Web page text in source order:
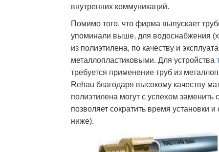
внутренних коммуникаций.
Помимо того, что фирма выпускает
упоминали выше, для водоснабжения
из полиэтилена, по качеству и
металлопластиковыми. Для устройства
требуется применение труб из
Rehau благодаря высокому качеству
полиэтилена могут с успехом
позволяет сократить время установки
ниже).